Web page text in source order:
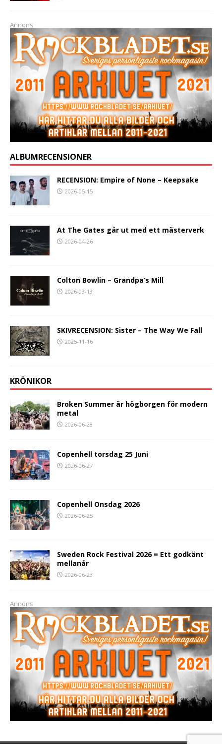
Annons
ALBUMRECENSIONER
RECENSION: Empire of None – Keepsake
2026-05-15
At The Gates går ut med ett mästerverk
2026-04-26
Colton Bowlin – Grandpa’s Mill
2026-03-13
SKIVRECENSION: Sister – The Way We Fall
2025-11-16
KRÖNIKOR
Broken Summer är högborgen för modern
metal
2026-06-28
Copenhell torsdag 25 Juni
2026-06-27
Copenhell Onsdag 2026
2026-06-25
Sweden Rock Festival 2026 = Ett godkänt
mellanår
2026-06-23
Annons